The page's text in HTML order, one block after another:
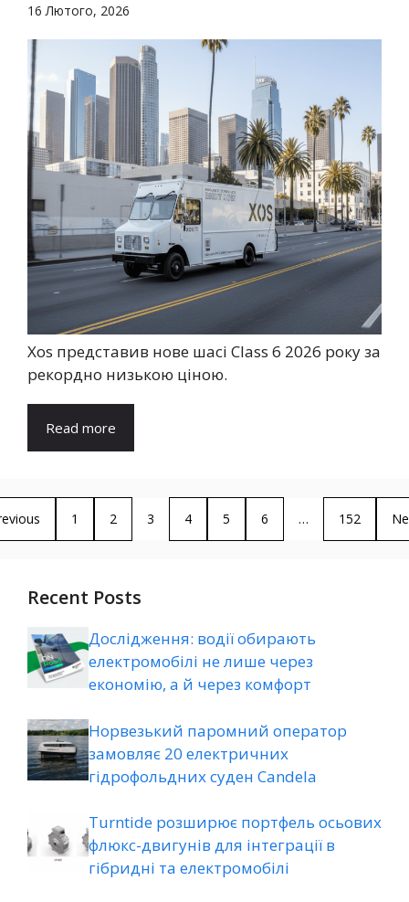
16 Лютого, 2026
Xos представив нове шасі Class 6 2026 року за
рекордно низькою ціною.
Read more
1 2 3 4 5 6 … 152
Recent Posts
Дослідження: водії обирають
електромобілі не лише через
економію, а й через комфорт
Норвезький паромний оператор
замовляє 20 електричних
гідрофольдних суден Candela
Turntide розширює портфель осьових
флюкс-двигунів для інтеграції в
гібридні та електромобілі